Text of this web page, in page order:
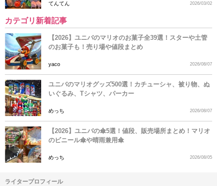
てんてん 2026/03/02
カテゴリ新着記事
【2026】ユニバのマリオのお菓子全39選！スターや土管
のお菓子も！売り場や値段まとめ
yaco 2026/08/07
ユニバのマリオグッズ500選！カチューシャ、被り物、ぬ
いぐるみ、Tシャツ、パーカー
めっち 2026/08/07
【2026】ユニバの傘5選！値段、販売場所まとめ！マリオ
のビニール傘や晴雨兼用傘
めっち 2026/08/05
ライタープロフィール